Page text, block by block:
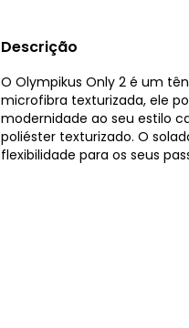
Descrição
O Olympikus Only 2 é um
microfibra texturizada, ele
modernidade ao seu estilo
poliéster texturizado. O
flexibilidade para os seus